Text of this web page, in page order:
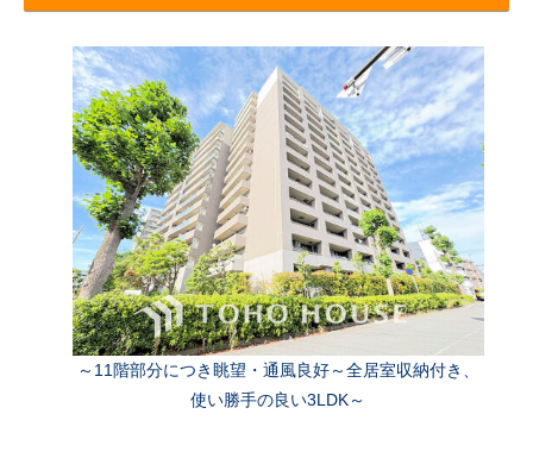
～11階部分につき眺望・通風良好～全居室収納付き、
使い勝手の良い3LDK～